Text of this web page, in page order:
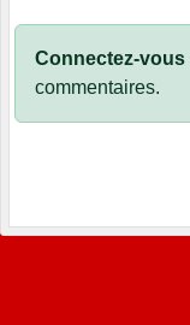
Connectez-vous
commentaires.